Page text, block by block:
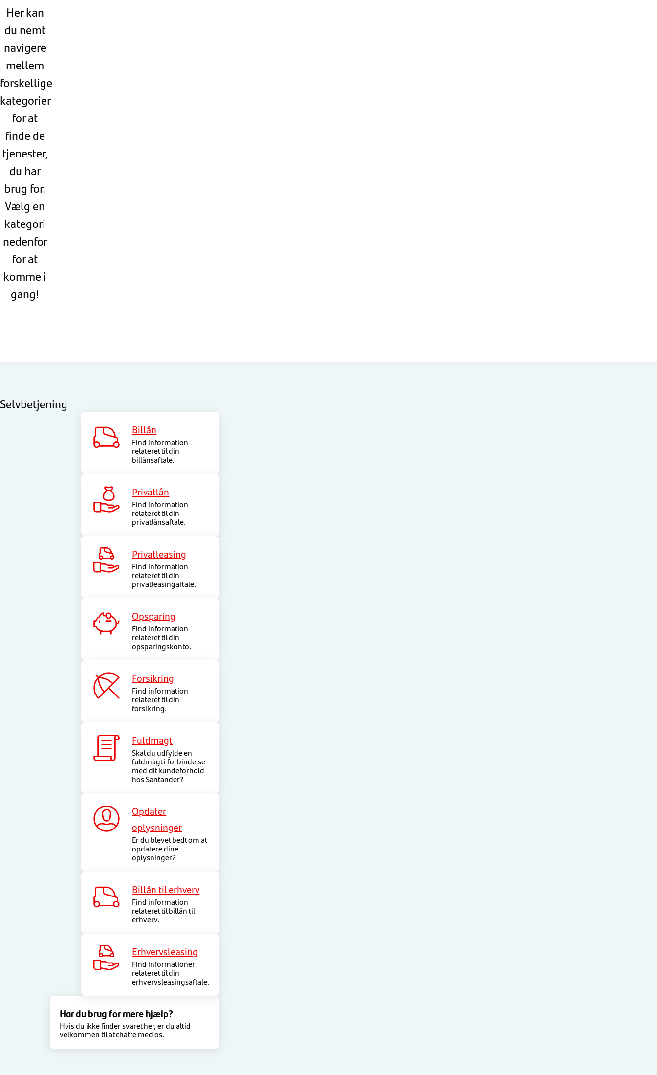
Her kan
du nemt
navigere
mellem
forskellige
kategorier
for at
finde de
tjenester,
du har
brug for.
Vælg en
kategori
nedenfor
for at
komme i
gang!
Selvbetjening
Billån
Find information
relateret til din
billånsaftale.
Privatlån
Find information
relateret til din
privatlånsaftale.
Privatleasing
Find information
relateret til din
privatleasingaftale.
Opsparing
Find information
relateret til din
opsparingskonto.
Forsikring
Find information
relateret til din
forsikring.
Fuldmagt
Skal du udfylde en
fuldmagt i forbindelse
med dit kundeforhold
hos Santander?
Opdater
oplysninger
Er du blevet bedt om at
opdatere dine
oplysninger?
Billån til erhverv
Find information
relateret til billån til
erhverv.
Erhvervsleasing
Find informationer
relateret til din
erhvervsleasingsaftale.
Har du brug for mere hjælp?
Hvis du ikke finder svaret her, er du altid
velkommen til at chatte med os.